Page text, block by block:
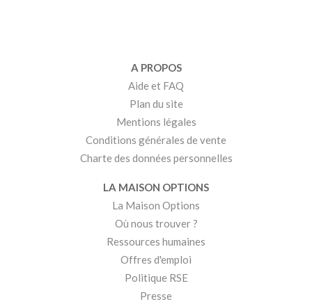
A PROPOS
Aide et FAQ
Plan du site
Mentions légales
Conditions générales de vente
Charte des données personnelles
LA MAISON OPTIONS
La Maison Options
Où nous trouver ?
Ressources humaines
Offres d'emploi
Politique RSE
Presse